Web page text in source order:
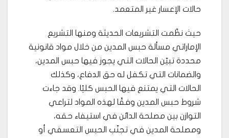
حالات الإعسار غير المتعمد.
حيث نظّمت التشريعات الحديثة ومنها التشريع
الإماراتي مسألة حبس المدين من خلال مواد قانونية
محددة تبيّن الحالات التي يجوز فيها حبس المدين،
والضمانات التي تكفل له حق الدفاع، وكذلك
الحالات التي يمتنع فيها الحبس كليًا. وقد جاءت
شروط حبس المدين وفقًا لهذه المواد لتراعي
التوازن بين مصلحة الدائن في استيفاء حقه،
ومصلحة المدين في تجنّب الحبس التعسفي أو